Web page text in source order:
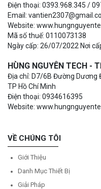
Điện thoại: 0393.968.345 /
Email:
Website:
Mã số thuế: 0110073138
Ngày cấp: 26/07/2022 Nơi
HÙNG NGUYÊN TECH -
Địa chỉ: D7/6B Đường Dương
TP Hồ Chí Minh
Điện thoại: 0934616395
Website:
VỀ CHÚNG TÔI
Giới Thiệu
Danh Mục Thiết Bị
Giải Pháp